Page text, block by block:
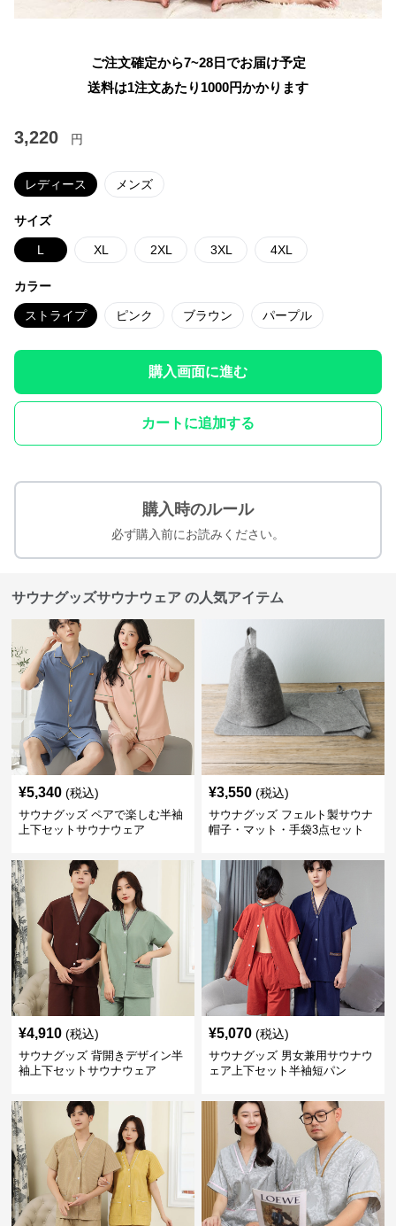
ご注文確定から7~28日でお届け予定
送料は1注文あたり 1000円かかります
3,220 円
レディース メンズ
サイズ
L XL 2XL 3XL 4XL
カラー
ストライプ ピンク ブラウン パープル
購入画面に進む
カートに追加する
購入時のルール
必ず購入前にお読みください。
サウナグッズサウナウェア の人気アイテム
¥5,340 (税込)
サウナグッズ ペアで楽しむ半袖
上下セットサウナウェア
¥3,550 (税込)
サウナグッズ フェルト製サウナ
帽子・マット・手袋3点セット
¥4,910 (税込)
サウナグッズ 背開きデザイン半
袖上下セットサウナウェア
¥5,070 (税込)
サウナグッズ 男女兼用サウナウ
ェア上下セット半袖短パン